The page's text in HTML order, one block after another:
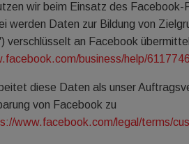
wir beim Einsatz des
werden Daten zur Bildung von
verschlüsselt an Facebook
business/help/
diese Daten als unser
von Facebook zu
www.facebook.com/legal/terms/